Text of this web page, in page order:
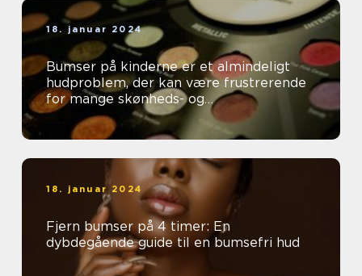
18. januar 2024
Bumser på kinderne er et almindeligt
hudproblem, der kan være frustrerende
for mange skønheds- og
kosmetikforbrugere
18. januar 2024
Fjern bumser på 4 timer: En
dybdegående guide til en bumsefri hud